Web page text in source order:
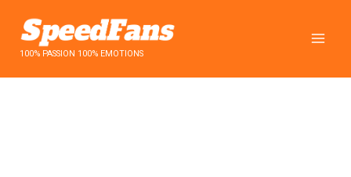
contenu100% PASSION 100% EMOTIONS